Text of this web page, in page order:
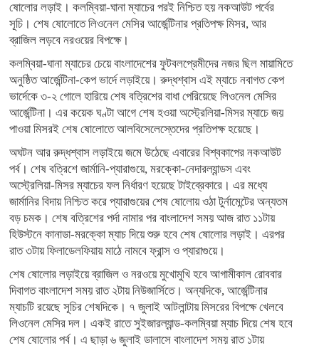
ষোলোর লড়াই। কলম্বিয়া-ঘানা ম্যাচের পরই নিশ্চিত হয় নকআউট পর্বের
সূচি। শেষ ষোলোতে লিওনেল মেসির আর্জেন্টিনার প্রতিপক্ষ মিসর, আর
ব্রাজিল লড়বে নরওয়ের বিপক্ষে।
কলম্বিয়া-ঘানা ম্যাচের চেয়ে বাংলাদেশের ফুটবলপ্রেমীদের নজর ছিল মায়ামিতে
অনুষ্ঠিত আর্জেন্টিনা-কেপ ভার্দে লড়াইয়ে। রুদ্ধশ্বাস এই ম্যাচে নবাগত কেপ
ভার্দেকে ৩-২ গোলে হারিয়ে শেষ বত্রিশের বাধা পেরিয়েছে লিওনেল মেসির
আর্জেন্টিনা। এর কয়েক ঘণ্টা আগে শেষ হওয়া অস্ট্রেলিয়া-মিসর ম্যাচে জয়
পাওয়া মিসরই শেষ ষোলোতে আলবিসেলেস্তেদের প্রতিপক্ষ হয়েছে।
অঘটন আর রুদ্ধশ্বাস লড়াইয়ে জমে উঠেছে এবারের বিশ্বকাপের নকআউট
পর্ব। শেষ বত্রিশে জার্মানি-প্যারাগুয়ে, মরক্কো-নেদারল্যান্ডস এবং
অস্ট্রেলিয়া-মিসর ম্যাচের ফল নির্ধারণ হয়েছে টাইব্রেকারে। এর মধ্যে
জার্মানির বিদায় নিশ্চিত করে প্যারাগুয়ের শেষ ষোলোয় ওঠা টুর্নামেন্টের অন্যতম
বড় চমক। শেষ বত্রিশের পর্দা নামার পর বাংলাদেশ সময় আজ রাত ১১টায়
হিউস্টনে কানাডা-মরক্কো ম্যাচ দিয়ে শুরু হবে শেষ ষোলোর লড়াই। এরপর
রাত ৩টায় ফিলাডেলফিয়ায় মাঠে নামবে ফ্রান্স ও প্যারাগুয়ে।
শেষ ষোলোর লড়াইয়ে ব্রাজিল ও নরওয়ে মুখোমুখি হবে আগামীকাল রোববার
দিবাগত বাংলাদেশ সময় রাত ২টায় নিউজার্সিতে। অন্যদিকে, আর্জেন্টিনার
ম্যাচটি রয়েছে সূচির শেষদিকে। ৭ জুলাই আটলান্টায় মিসরের বিপক্ষে খেলবে
লিওনেল মেসির দল। একই রাতে সুইজারল্যান্ড-কলম্বিয়া ম্যাচ দিয়ে শেষ হবে
শেষ ষোলোর পর্ব। এ ছাড়া ৬ জুলাই ডালাসে বাংলাদেশ সময় রাত ১টায়